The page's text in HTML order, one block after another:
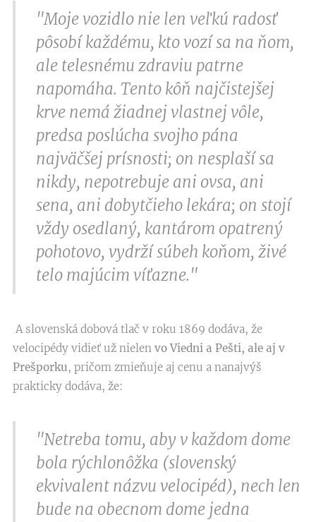
"Moje vozidlo nie len veľkú radosť
pôsobí každému, kto vozí sa na ňom,
ale telesnému zdraviu patrne
napomáha. Tento kôň najčistejšej
krve nemá žiadnej vlastnej vôle,
predsa poslúcha svojho pána
najväčšej prísnosti; on nesplaší sa
nikdy, nepotrebuje ani ovsa, ani
sena, ani dobytčieho lekára; on stojí
vždy osedlaný, kantárom opatrený
pohotovo, vydrží súbeh koňom, živé
telo majúcim víťazne."
A slovenská dobová tlač v roku 1869 dodáva, že
velocipédy vidieť už nielen vo Viedni a Pešti, ale aj v
Prešporku, pričom zmieňuje aj cenu a nanajvýš
prakticky dodáva, že:
"Netreba tomu, aby v každom dome
bola rýchlonôžka (slovenský
ekvivalent názvu velocipéd), nech len
bude na obecnom dome jedna